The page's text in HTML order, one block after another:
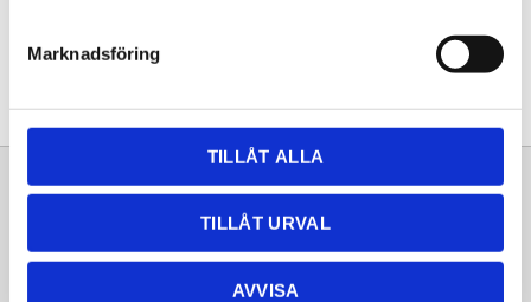
Marknadsföring
TILLÅT ALLA
TILLÅT URVAL
AVVISA
Sortiment Information
Frågor & svar